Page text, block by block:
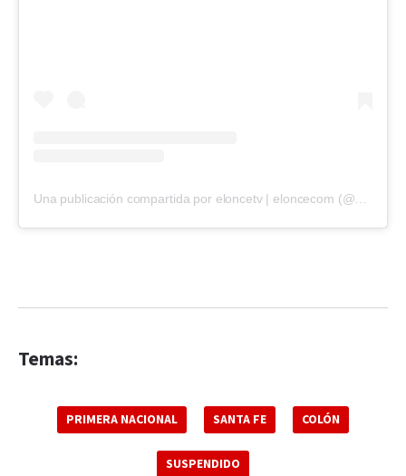
Temas:
PRIMERA NACIONAL SANTA FE COLÓN
SUSPENDIDO